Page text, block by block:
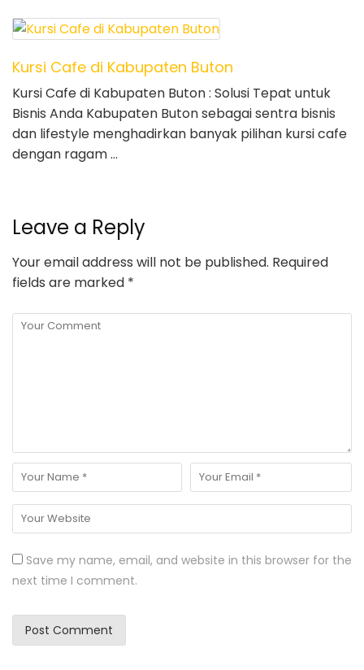
Kursi Cafe di Kabupaten Buton
Kursi Cafe di Kabupaten Buton : Solusi Tepat untuk
Bisnis Anda Kabupaten Buton sebagai sentra bisnis
dan lifestyle menghadirkan banyak pilihan kursi cafe
dengan ragam …
Leave a Reply
Your email address will not be published. Required
fields are marked *
Save my name, email, and website in this browser for the
next time I comment.